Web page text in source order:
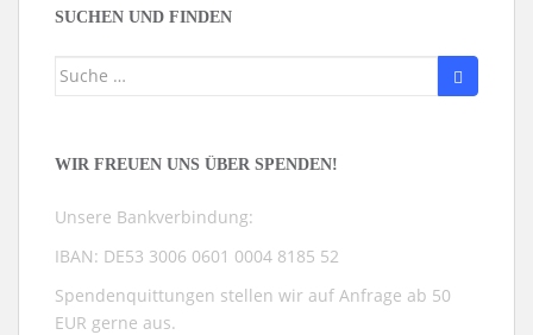
SUCHEN UND FINDEN
Suche
WIR FREUEN UNS ÜBER SPENDEN!
Unsere Bankverbindung:
IBAN: DE53 3006 0601 0004 8185 52
Spendenquittungen stellen wir auf Anfrage ab 50
EUR gerne aus.